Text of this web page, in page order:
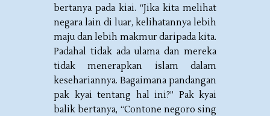
bertanya pada kiai. “Jika kita melihat
negara lain di luar, kelihatannya lebih
maju dan lebih makmur daripada kita.
Padahal tidak ada ulama dan mereka
tidak menerapkan islam dalam
kesehariannya. Bagaimana pandangan
pak kyai tentang hal ini?” Pak kyai
balik bertanya, “Contone negoro sing